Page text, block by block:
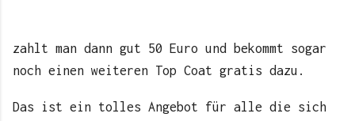
zahlt man dann gut 50 Euro und bekommt sogar
noch einen weiteren Top Coat gratis dazu.
Das ist ein tolles Angebot für alle die sich